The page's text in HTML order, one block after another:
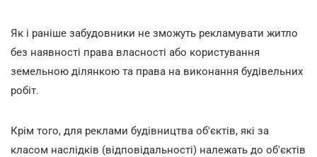
Як і раніше забудовники не зможуть рекламувати житло
без наявності права власності або користування
земельною ділянкою та права на виконання будівельних
робіт.
Крім того, для реклами будівництва об'єктів, які за
класом наслідків (відповідальності) належать до об'єктів